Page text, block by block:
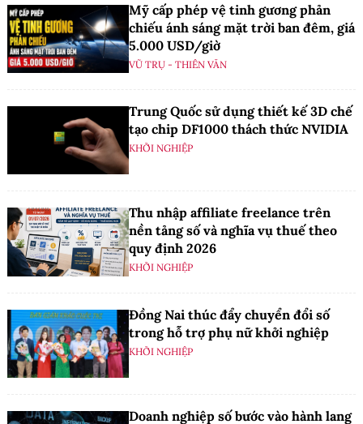
Mỹ cấp phép vệ tinh gương phản
chiếu ánh sáng mặt trời ban đêm, giá
5.000 USD/giờ
VŨ TRỤ - THIÊN VĂN
Trung Quốc sử dụng thiết kế 3D chế
tạo chip DF1000 thách thức NVIDIA
KHỞI NGHIỆP
Thu nhập affiliate freelance trên
nền tảng số và nghĩa vụ thuế theo
quy định 2026
KHỞI NGHIỆP
Đồng Nai thúc đẩy chuyển đổi số
trong hỗ trợ phụ nữ khởi nghiệp
KHỞI NGHIỆP
Doanh nghiệp số bước vào hành lang